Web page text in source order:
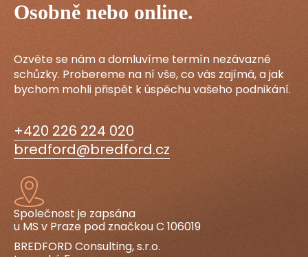
Osobně nebo online.
Ozvěte se nám a domluvíme termín nezávazné
schůzky. Probereme na ní vše, co vás zajímá, a jak
bychom mohli přispět k úspěchu vašeho podnikání.
+420 226 224 020
bredford@bredford.cz
Společnost je zapsána
u MS v Praze pod značkou C 106019
BREDFORD Consulting, s.r.o.